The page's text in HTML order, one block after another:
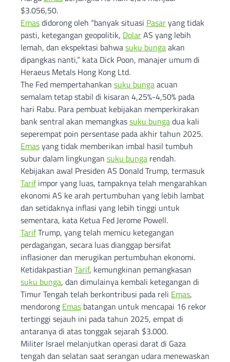
$3.056,50.
Emasdidorong oleh “banyak situasi Pasaryang tidak
pasti, ketegangan geopolitik, DolarAS yang lebih
lemah, dan ekspektasi bahwasuku bungaakan
dipangkas nanti,” kata Dick Poon, manajer umum di
Heraeus Metals Hong Kong Ltd.
The Fed mempertahankan suku bungaacuan
semalam tetap stabil di kisaran 4,25%-4,50% pada
hari Rabu. Para pembuat kebijakan memperkirakan
bank sentral akan memangkassuku bungadua kali
seperempat poin persentase pada akhir tahun 2025.
Emasyang tidak memberikan imbal hasil tumbuh
subur dalam lingkungan suku bunga rendah.
Kebijakan awal Presiden AS Donald Trump, termasuk
Tarifimpor yang luas, tampaknya telah mengarahkan
ekonomi AS ke arah pertumbuhan yang lebih lambat
dan setidaknya inflasi yang lebih tinggi untuk
sementara, kata Ketua Fed Jerome Powell.
TarifTrump, yang telah memicu ketegangan
perdagangan, secara luas dianggap bersifat
inflasioner dan merugikan pertumbuhan ekonomi.
Ketidakpastian Tarif, kemungkinan pemangkasan
suku bunga, dan dimulainya kembali ketegangan di
Timur Tengah telah berkontribusi pada reli Emas,
mendorong Emas batangan untuk mencapai 16 rekor
tertinggi sejauh ini pada tahun 2025, empat di
antaranya di atas tonggak sejarah $3.000.
Militer Israel melanjutkan operasi darat di Gaza
tengah dan selatan saat serangan udara menewaskan